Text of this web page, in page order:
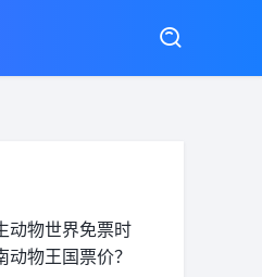
动物世界免票时
动物王国票价？